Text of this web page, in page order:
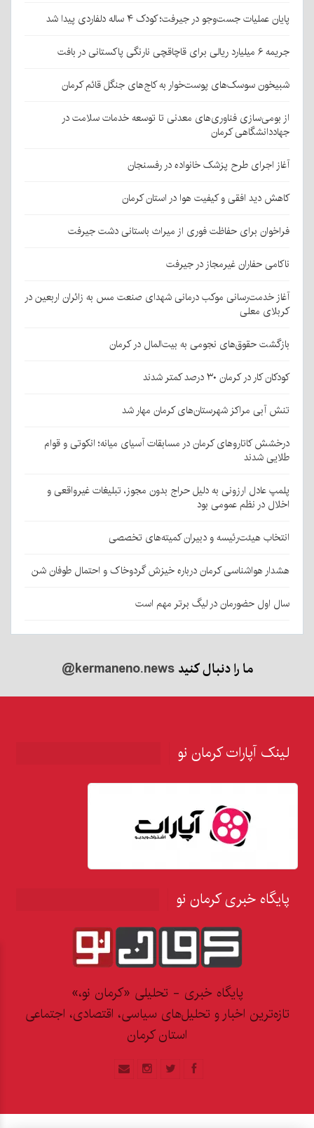
پایان عملیات جست‌وجو در جیرفت؛ کودک ۴ ساله دلفاردی پیدا شد
جریمه ۶ میلیارد ریالی برای قاچاقچی نارنگی پاکستانی در بافت
شبیخون سوسک‌های پوست‌خوار به کاج‌های جنگل قائم کرمان
از بومی‌سازی فناوری‌های معدنی تا توسعه خدمات سلامت در
جهاددانشگاهی کرمان
آغاز اجرای طرح پزشک خانواده در رفسنجان
کاهش دید افقی و کیفیت هوا در استان کرمان
فراخوان برای حفاظت فوری از میراث باستانی دشت جیرفت
ناکامی حفاران غیرمجاز در جیرفت
آغاز خدمت‌رسانی موکب درمانی شهدای صنعت مس به زائران اربعین در
کربلای معلی
بازگشت حقوق‌های نجومی به بیت‌المال در کرمان
کودکان کار در کرمان ۳۰ درصد کمتر شدند
تنش آبی مراکز شهرستان‌های کرمان مهار شد
درخشش کاتاروهای کرمان در مسابقات آسیای میانه؛ انکوتی و قوام
طلایی شدند
پلمپ عادل ارزونی به دليل حراج بدون مجوز، تبليغات غیرواقعی و
اخلال در نظم عمومی بود
انتخاب هیئت‌رئیسه و دبیران کمیته‌های تخصصی
هشدار هواشناسی کرمان درباره خیزش گردوخاک و احتمال طوفان شن
سال اول حضورمان در لیگ برتر مهم است
ما را دنبال کنید@kermaneno.news
لینک آپارات کرمان نو
پایگاه خبری کرمان نو
پایگاه خبری - تحلیلی «کرمان نو،»
تازه‌ترین اخبار و تحلیل‌های سیاسی، اقتصادی، اجتماعی
استان کرمان